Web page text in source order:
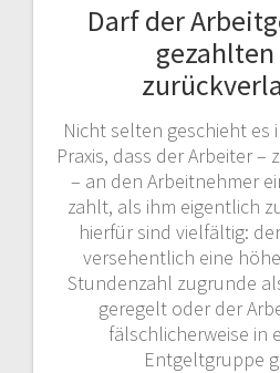
Darf der
Nicht selten geschieht es
Praxis, dass der Arbeiter –
– an den Arbeitnehmer
zahlt, als ihm eigentlich
hierfür sind vielfältig:
versehentlich eine
Stundenzahl zugrunde
geregelt oder der
fälschlicherweise in
Entgeltgruppe